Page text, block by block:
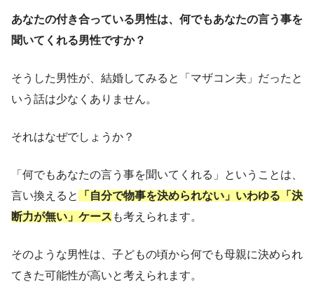
あなたの付き合っている男性は、何でもあなたの言う事を
聞いてくれる男性ですか？
そうした男性が、結婚してみると「マザコン夫」だったと
いう話は少なくありません。
それはなぜでしょうか？
「何でもあなたの言う事を聞いてくれる」ということは、
言い換えると
「自分で物事を決められない」いわゆる「決
断力が無い」ケース も考えられます。
そのような男性は、子どもの頃から何でも母親に決められ
てきた可能性が高いと考えられます。